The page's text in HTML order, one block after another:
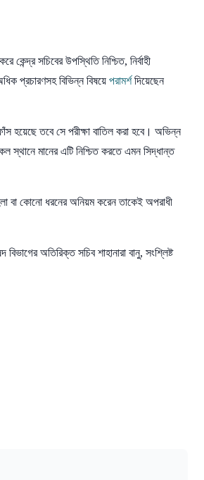
সচিবের উপস্থিতি নিশ্চিত, নির্বাহী
প্রচারণসহ বিভিন্ন বিষয়ে পরামর্শদিয়েছেন
হয়েছে তবে সে পরীক্ষা বাতিল করা হবে। অভিন্ন
স্থানে মানের এটি নিশ্চিত করতে এমন সিদ্ধান্ত
বা কোনো ধরনের অনিয়ম করেন তাকেই অপরাধী
অতিরিক্ত সচিব শাহানারা বানু, সংশ্লিষ্ট